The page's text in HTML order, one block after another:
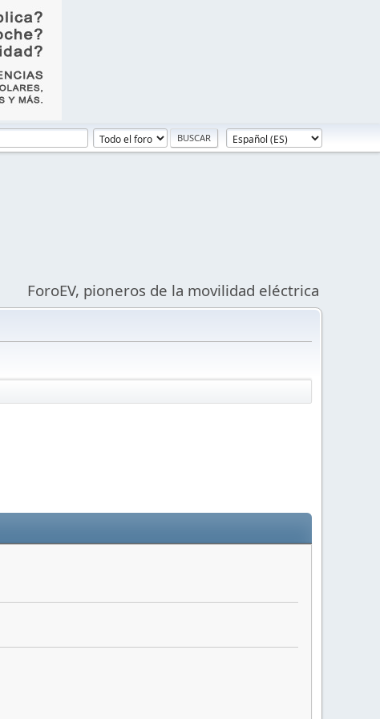
ForoEV, pioneros de la movilidad eléctrica